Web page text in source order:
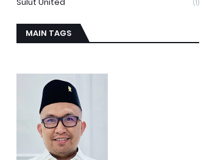
(1)
MAIN TAGS